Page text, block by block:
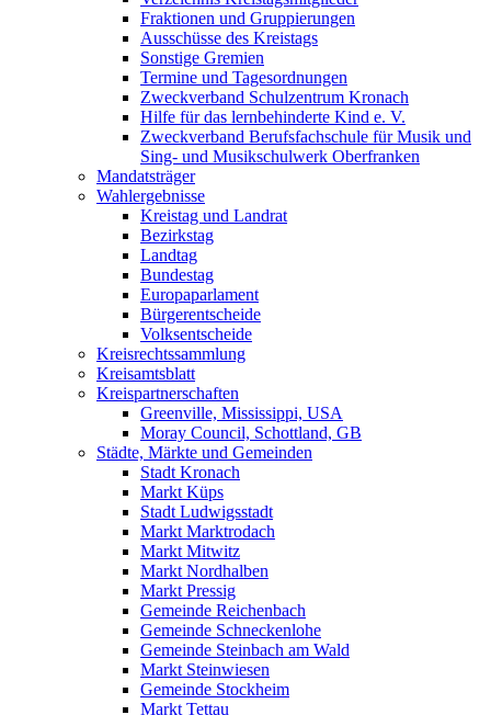
Fraktionen und Gruppierungen
Ausschüsse des Kreistags
Sonstige Gremien
Termine und Tagesordnungen
Zweckverband Schulzentrum Kronach
Hilfe für das lernbehinderte Kind e. V.
Zweckverband Berufsfachschule für Musik und
Sing- und Musikschulwerk Oberfranken
Mandatsträger
Wahlergebnisse
Kreistag und Landrat
Bezirkstag
Landtag
Bundestag
Europaparlament
Bürgerentscheide
Volksentscheide
Kreisrechtssammlung
Kreisamtsblatt
Kreispartnerschaften
Greenville, Mississippi, USA
Moray Council, Schottland, GB
Städte, Märkte und Gemeinden
Stadt Kronach
Markt Küps
Stadt Ludwigsstadt
Markt Marktrodach
Markt Mitwitz
Markt Nordhalben
Markt Pressig
Gemeinde Reichenbach
Gemeinde Schneckenlohe
Gemeinde Steinbach am Wald
Markt Steinwiesen
Gemeinde Stockheim
Markt Tettau